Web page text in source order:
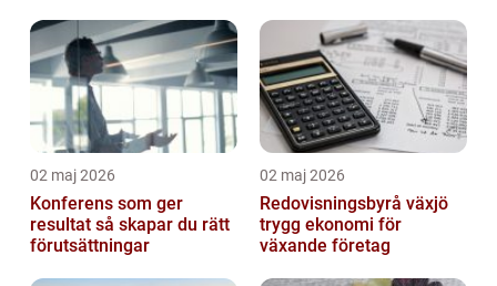
02 maj 2026
Konferens som ger
resultat så skapar du rätt
förutsättningar
02 maj 2026
Redovisningsbyrå växjö
trygg ekonomi för
växande företag